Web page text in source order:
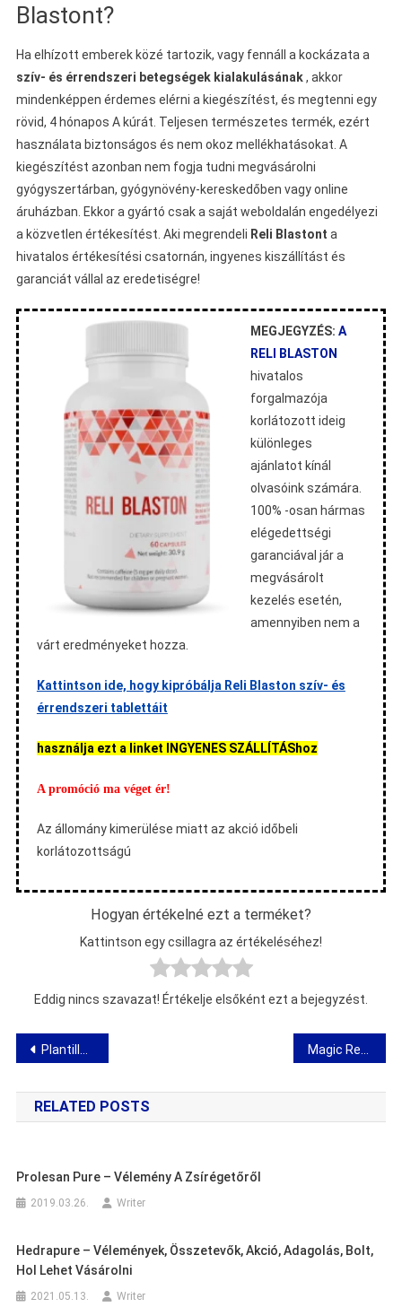
Blastont?
Ha elhízott emberek közé tartozik, vagy fennáll a kockázata a
szív- és érrendszeri betegségek kialakulásának, akkor
mindenképpen érdemes elérni a kiegészítést, és megtenni egy
rövid, 4 hónapos A kúrát. Teljesen természetes termék, ezért
használata biztonságos és nem okoz mellékhatásokat. A
kiegészítést azonban nem fogja tudni megvásárolni
gyógyszertárban, gyógynövény-kereskedőben vagy online
áruházban. Ekkor a gyártó csak a saját weboldalán engedélyezi
a közvetlen értékesítést. Aki megrendeli Reli Blastont a
hivatalos értékesítési csatornán, ingyenes kiszállítást és
garanciát vállal az eredetiségre!
MEGJEGYZÉS: A
RELI BLASTON
hivatalos
forgalmazója
korlátozott ideig
különleges
ajánlatot kínál
olvasóink számára.
100% -osan hármas
elégedettségi
garanciával jár a
megvásárolt
kezelés esetén,
amennyiben nem a
várt eredményeket hozza.
Kattintson ide, hogy kipróbálja Reli Blaston szív- és
érrendszeri tablettáit
használja ezt a linket INGYENES SZÁLLÍTÁShoz
A promóció ma véget ér!
Az állomány kimerülése miatt az akció időbeli
korlátozottságú
Hogyan értékelné ezt a terméket?
Kattintson egy csillagra az értékeléséhez!
Eddig nincs szavazat! Értékelje elsőként ezt a bejegyzést.
Bejegyzés
navigáció
Plantillas Magnetic – vélemények, tulajdonságok, akció, bolt, hol lehet vásárolni
RELATED POSTS
Prolesan Pure – Vélemény A Zsírégetőről
2019.03.26. Writer
Hedrapure – Vélemények, Összetevők, Akció, Adagolás, Bolt,
Hol Lehet Vásárolni
2021.05.13. Writer